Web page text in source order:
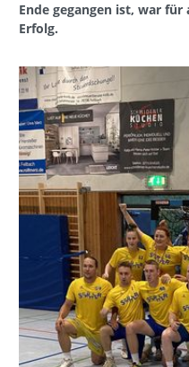
Ende gegangen ist, war
Erfolg.